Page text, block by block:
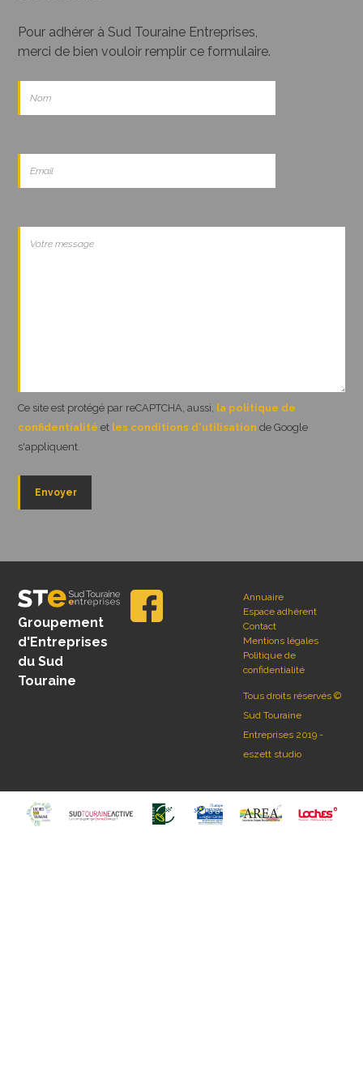
Pour adhérer à Sud Touraine Entreprises,
merci de bien vouloir remplir ce formulaire.
Ce site est protégé par reCAPTCHA, aussi, la politique de
confidentialité et les conditions d'utilisation de Google
s'appliquent.
Groupement
d'Entreprises
du Sud
Touraine
Annuaire
Espace adhérent
Contact
Mentions légales
Politique de
confidentialité
Tous droits réservés ©
Sud Touraine
Entreprises 2019 -
eszett studio